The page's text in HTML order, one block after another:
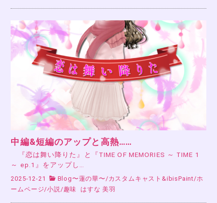
中編&短編のアップと高熱……
『恋は舞い降りた』と『TIME OF MEMORIES ～ TIME 1
～ ep.1』をアップし…
2025-12-21 Blog〜蓮の華〜 /カスタムキャスト&ibisPaint/ホ
ームページ/小説 /趣味 はすな 美羽